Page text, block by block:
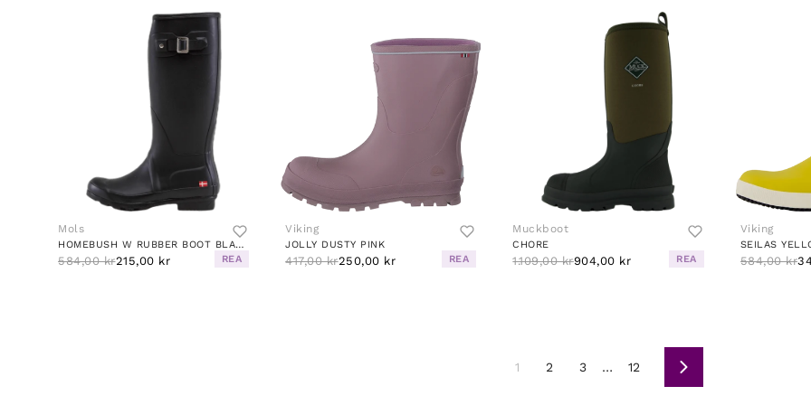
Mols
HOMEBUSH W RUBBER BOOT BLACK
584,00 kr215,00 kr REA
Viking
JOLLY DUSTY PINK
417,00 kr250,00 kr REA
Muckboot
CHORE
1.109,00 kr904,00 kr REA
Viking
SEILAS
584,00 kr
1 2 3 … 12 Næste